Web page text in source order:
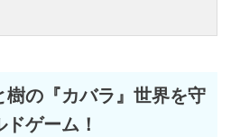
樹の『カバラ』世界を守
ゲーム！